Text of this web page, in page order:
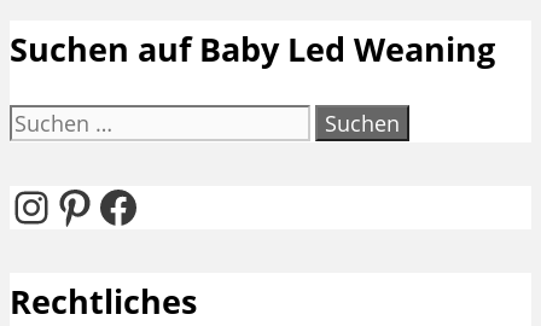
Suchen auf Baby Led Weaning
Suchen
Instagram
Pinterest
Facebook
Rechtliches